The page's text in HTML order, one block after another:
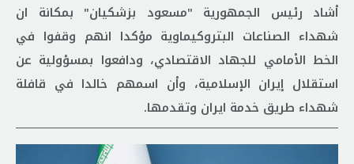
أشاد رئيس الجمهورية "مسعود بزشكيان" بمكانة ان
شهداء الصناعات البتروكيماوية مؤكدا انهم وقفوا في
الخط الأمامي للجهاد الاقتصادي، ودافعوا بمسؤولية عن
استقلال إيران الإسلامية، وأن اسمهم خالدا في قافلة
شهداء طريق خدمة ايران وتقدمها.